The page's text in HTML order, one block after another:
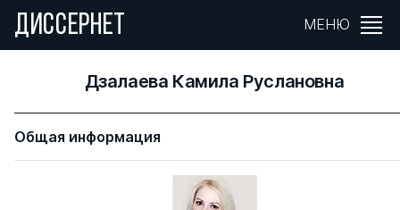
ДИССЕРНЕТ МЕНЮ
Дзалаева Камила Руслановна
Общая информация